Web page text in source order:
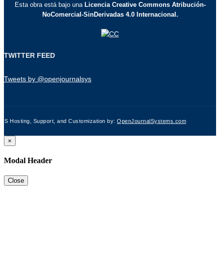
Esta obra está bajo una Licencia Creative Commons Atribución-
NoComercial-SinDerivadas 4.0 Internacional.
TWITTER FEED
Tweets by @openjournalsys
Hosting, Support, and Customization by: OpenJournalSystems.com
×
Modal Header
Close